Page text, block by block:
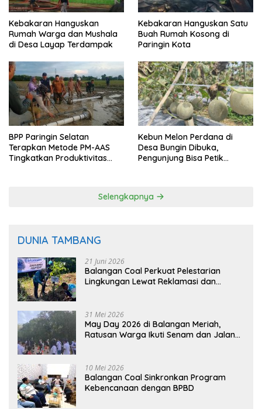
Kebakaran Hanguskan
Rumah Warga dan Mushala
di Desa Layap Terdampak
Kebakaran Hanguskan Satu
Buah Rumah Kosong di
Paringin Kota
BPP Paringin Selatan
Terapkan Metode PM-AAS
Tingkatkan Produktivitas
Kebun Melon Perdana di
Desa Bungin Dibuka,
Pengunjung Bisa Petik
Selengkapnya
DUNIA TAMBANG
21 Juni 2026
Balangan Coal Perkuat Pelestarian
Lingkungan Lewat Reklamasi dan
31 Mei 2026
May Day 2026 di Balangan Meriah,
Ratusan Warga Ikuti Senam dan Jalan
10 Mei 2026
Balangan Coal Sinkronkan Program
Kebencanaan dengan BPBD